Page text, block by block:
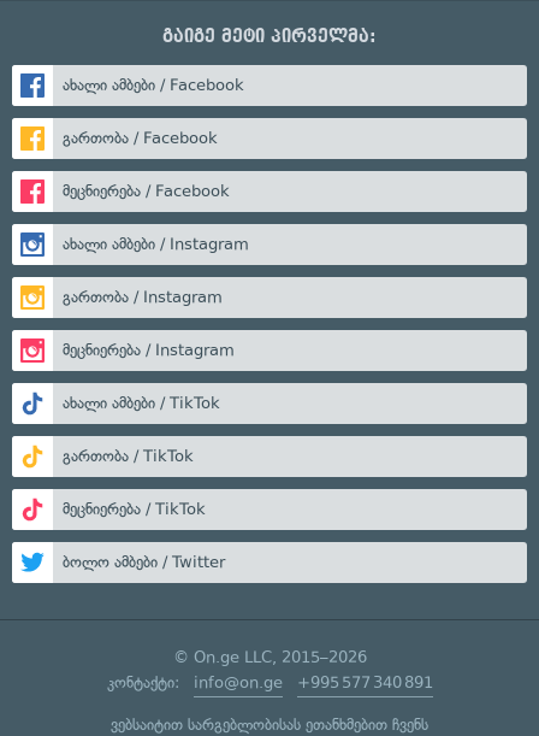
გაიგე მეტი პირველმა:
ახალი ამბები / Facebook
გართობა / Facebook
მეცნიერება / Facebook
ახალი ამბები / Instagram
გართობა / Instagram
მეცნიერება / Instagram
ახალი ამბები / TikTok
გართობა / TikTok
მეცნიერება / TikTok
ბოლო ამბები / Twitter
© On.ge LLC, 2015–2026
კონტაქტი: info@on.ge +995 577 340 891
ვებსაიტით სარგებლობისას ეთანხმებით ჩვენს